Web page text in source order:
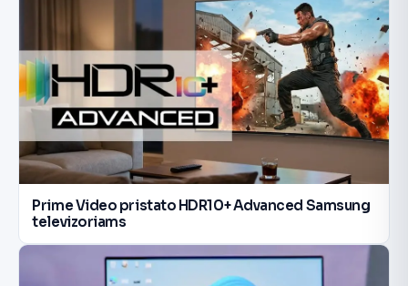
Prime Video pristato HDR10+ Advanced Samsung
televizoriams